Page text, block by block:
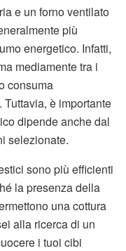
e un forno ventilato
più
energetico. Infatti,
mediamente tra i
consuma
è importante
dipende anche dal
selezionate.
sono più efficienti
la presenza della
una cottura
alla ricerca di un
i tuoi cibi